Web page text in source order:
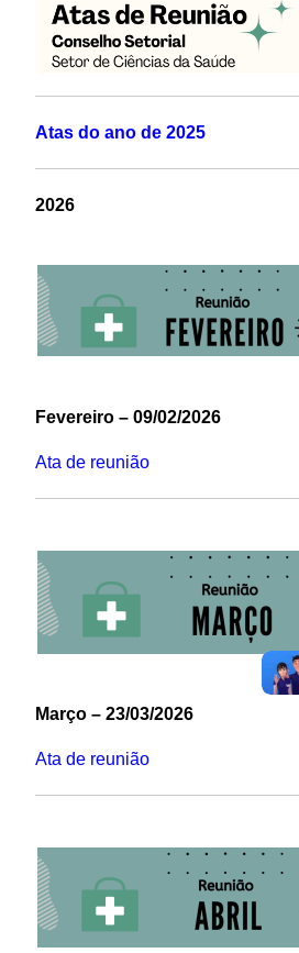
Atas do ano de 2025
2026
Fevereiro – 09/02/2026
Ata de reunião
Março – 23/03/2026
Ata de reunião